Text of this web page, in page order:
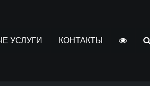
УСЛУГИ КОНТАКТЫ